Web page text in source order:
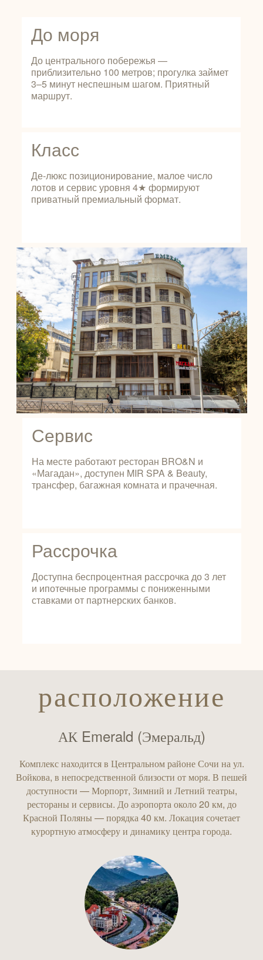
Рассрочка
Доступна беспроцентная рассрочка до 3 лет
и ипотечные программы с пониженными
ставками от партнерских банков.
Сервис
На месте работают ресторан BRO&N и
«Магадан», доступен MIR SPA & Beauty,
трансфер, багажная комната и прачечная.
Класс
Де-люкс позиционирование, малое число
лотов и сервис уровня 4★ формируют
приватный премиальный формат.
До моря
До центрального побережья —
приблизительно 100 метров; прогулка займет
3–5 минут неспешным шагом. Приятный
маршрут.
расположение
АК Emerald (Эмеральд)
Комплекс находится в Центральном районе Сочи на ул.
Войкова, в непосредственной близости от моря. В пешей
доступности — Морпорт, Зимний и Летний театры,
рестораны и сервисы. До аэропорта около 20 км, до
Красной Поляны — порядка 40 км. Локация сочетает
курортную атмосферу и динамику центра города.